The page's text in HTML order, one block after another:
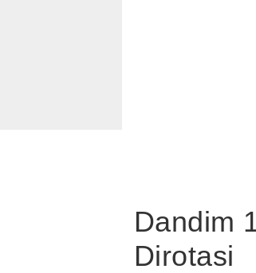
Dandim
Dirotasi